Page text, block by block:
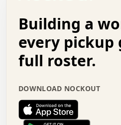
.   .   .   .   .   .   .
.   .   .   .   +   .   .
.   :   .   .   .   .   .
.   .   x   .   .   .   .
.   .   .   .   :   .   .
.   .   .   .   .   .   .
.   .   .   .   .   .   .
.   .   .   .   .   :   +
.   .   .   .   .   .   .
Building a
every pickup
full roster.
DOWNLOAD NOCKOUT